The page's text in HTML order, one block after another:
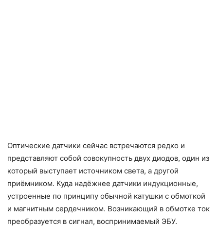
Оптические датчики сейчас встречаются редко и
представляют собой совокупность двух диодов, один из
который выступает источником света, а другой
приёмником. Куда надёжнее датчики индукционные,
устроенные по принципу обычной катушки с обмоткой
и магнитным сердечником. Возникающий в обмотке ток
преобразуется в сигнал, воспринимаемый ЭБУ.